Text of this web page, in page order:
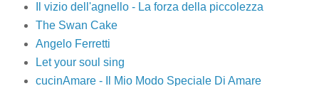
Il vizio dell'agnello - La forza della piccolezza
The Swan Cake
Angelo Ferretti
Let your soul sing
cucinAmare - Il Mio Modo Speciale Di Amare